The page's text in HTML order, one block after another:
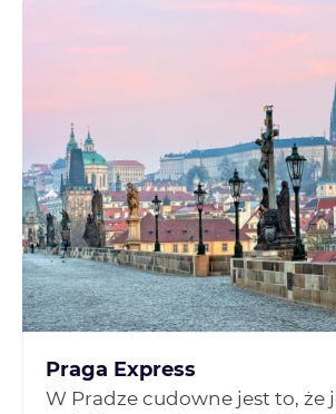
Praga Express
W Pradze cudowne jest to, że